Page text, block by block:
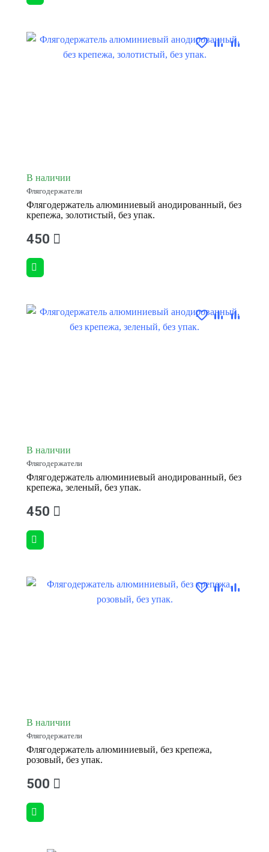
В наличии
Флягодержатели
Флягодержатель алюминиевый анодированный, без
крепежа, золотистый, без упак.
450
В наличии
Флягодержатели
Флягодержатель алюминиевый анодированный, без
крепежа, зеленый, без упак.
450
В наличии
Флягодержатели
Флягодержатель алюминиевый, без крепежа,
розовый, без упак.
500